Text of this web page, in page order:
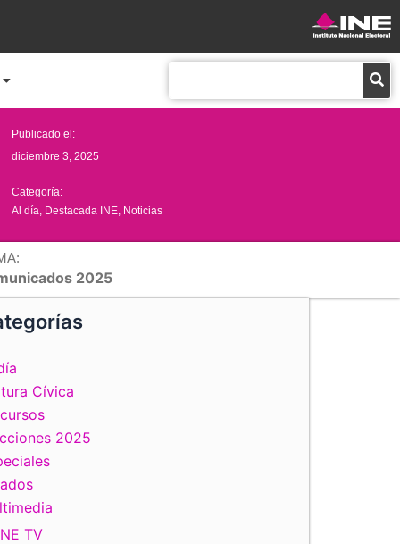
Publicado el:
diciembre 3, 2025
Categoría:
Al día Destacada INE Noticias
2025
Cívica
2025
TV